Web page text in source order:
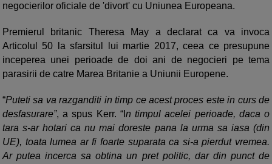
negocierilor oficiale de 'divort' cu Uniunea Europeana.
Premierul britanic Theresa May a declarat ca va invoca
Articolul 50 la sfarsitul lui martie 2017, ceea ce presupune
inceperea unei perioade de doi ani de negocieri pe tema
parasirii de catre Marea Britanie a Uniunii Europene.
“Puteti sa va razganditi in timp ce acest proces este in curs de
desfasurare”, a spus Kerr. “I n timpul acelei perioade, daca o
tara s-ar hotari ca nu mai doreste pana la urma sa iasa (din
UE), toata lumea ar fi foarte suparata ca si-a pierdut vremea.
Ar putea incerca sa obtina un pret politic, dar din punct de